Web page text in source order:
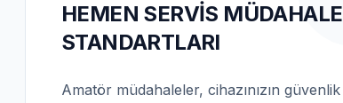
HEMEN SERVIS MÜDAHALE
STANDARTLARI
Amatör müdahaleler, cihazınızın güvenlik